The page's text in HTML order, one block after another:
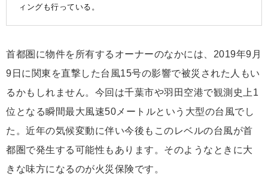
ィングも行っている。
首都圏に物件を所有するオーナーのなかには、2019年9月
9日に関東を直撃した台風15号の影響で被災された人もい
るかもしれません。今回は千葉市や羽田空港で観測史上1
位となる瞬間最大風速50メートルという大型の台風でし
た。近年の気候変動に伴い今後もこのレベルの台風が首
都圏で発生する可能性もあります。そのようなときに大
きな味方になるのが火災保険です。